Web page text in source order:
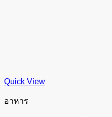
Quick View
อาหาร